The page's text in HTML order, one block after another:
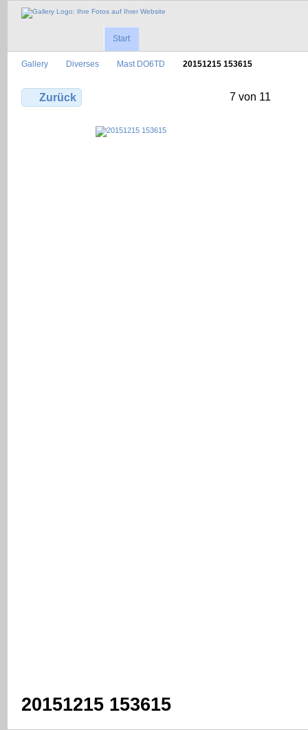
Start
Gallery Diverses Mast DO6TD 20151215 153615
Zurück 7 von 11
20151215 153615